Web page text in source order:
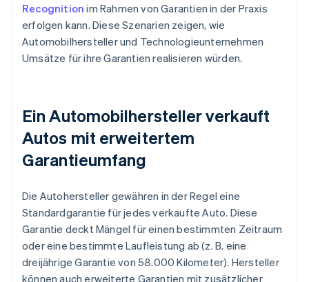
Recognition im Rahmen von Garantien in der Praxis
erfolgen kann. Diese Szenarien zeigen, wie
Automobilhersteller und Technologieunternehmen
Umsätze für ihre Garantien realisieren würden.
Ein Automobilhersteller verkauft
Autos mit erweitertem
Garantieumfang
Die Autohersteller gewähren in der Regel eine
Standardgarantie für jedes verkaufte Auto. Diese
Garantie deckt Mängel für einen bestimmten Zeitraum
oder eine bestimmte Laufleistung ab (z. B. eine
dreijährige Garantie von 58.000 Kilometer). Hersteller
können auch erweiterte Garantien mit zusätzlicher